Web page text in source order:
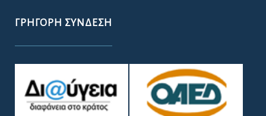
ΓΡΉΓΟΡΗ ΣΎΝΔΕΣΗ